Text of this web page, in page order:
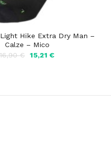
Hike Extra Dry Man –
Calze – Mico
16,90€
Il
15,21 €Il